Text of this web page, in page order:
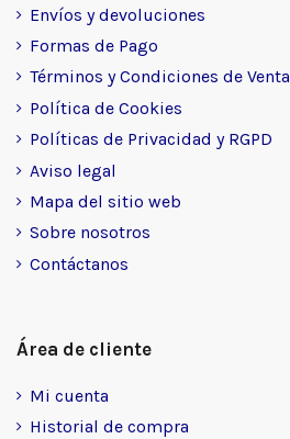
Envíos y devoluciones
Formas de Pago
Términos y Condiciones de Venta
Política de Cookies
Políticas de Privacidad y RGPD
Aviso legal
Mapa del sitio web
Sobre nosotros
Contáctanos
Área de cliente
Mi cuenta
Historial de compra